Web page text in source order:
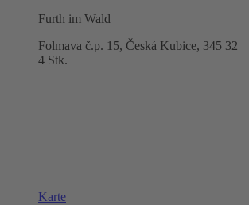
Furth im Wald
Folmava č.p. 15, Česká Kubice, 345 32
4 Stk.
Karte